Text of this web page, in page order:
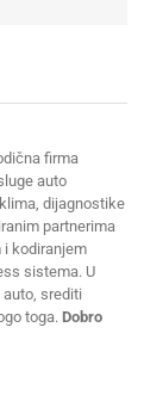
firma
auto
dijagnostike
partnerima
i kodiranjem
sistema. U
auto, srediti
toga. Dobro